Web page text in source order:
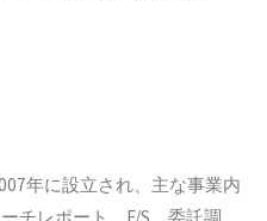
年に設立され、主な事業内